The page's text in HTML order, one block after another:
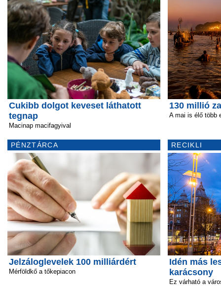
Cukibb dolgot keveset láthatott
tegnap
Macinap macifagyival
PÉNZTÁRCA
Jelzáloglevelek 100 milliárdért
Mérföldkő a tőkepiacon
130 millió
A mai is élő több
RECIKLI
Idén más
karácsony
Ez várható a